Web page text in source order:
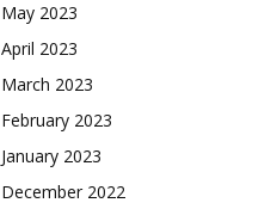
May 2023
April 2023
March 2023
February 2023
January 2023
December 2022